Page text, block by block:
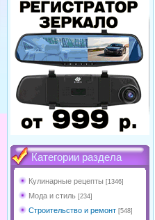
Категории раздела
Кулинарные рецепты [1346]
Мода и стиль [234]
Строительство и ремонт [548]